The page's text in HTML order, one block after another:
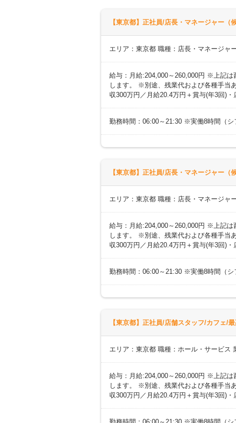
【東京都】正社員/店長・マネージャー（
エリア：東京都 職種：店長・マネージャ
給与：月給:204,000～260,000円 ※上記
します。 ※別途、残業代および各種手
収300万円／月給20.4万円＋賞与(年3回)
勤務時間：06:00～21:30 ※実働8時間（
【東京都】正社員/店長・マネージャー（
エリア：東京都 職種：店長・マネージャ
給与：月給:204,000～260,000円 ※上記
します。 ※別途、残業代および各種手
収300万円／月給20.4万円＋賞与(年3回)
勤務時間：06:00～21:30 ※実働8時間（
【東京都】正社員/店舗スタッフ/カフェ/
エリア：東京都 職種：ホール・サービス
給与：月給:204,000～260,000円 ※上記
します。 ※別途、残業代および各種手
収300万円／月給20.4万円＋賞与(年3回)